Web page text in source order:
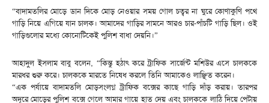
“বাদামতলির মোড়ে ডান দিকে মোড় নেওয়ার সময় গোল চত্বর না ঘুরে কোণাকুণি পথে
গাড়ি নিয়ে এগিয়ে যান চালক। আমাদের গাড়ির সামনে আরও চার-পাঁচটি গাড়ি ছিল। ওই
গাড়িগুলোর মধ্যে কোনোটিকেই পুলিশ বাধা দেয়নি।”
আহাদুল ইসলাম বাবু বলেন, “কিন্তু হঠাৎ করে ট্রাফিক সার্জেন্ট মশিউর এসে চালককে
মারধর শুরু করে। চালককে মারতে নিষেধ করলে তিনি আমাকেও লাঞ্ছিত করেন।
“এক পর্যায়ে বাদামতলি মোড়সংলগ্ন ট্রাফিক বক্সের কাছে গাড়ি দাঁড় করায়। তারপর
অদূরে মোড়ের পুলিশ বক্সে গেলে আমার গায়ে হাত দেয় এবং চালককে লাঠি দিয়ে পেটায়